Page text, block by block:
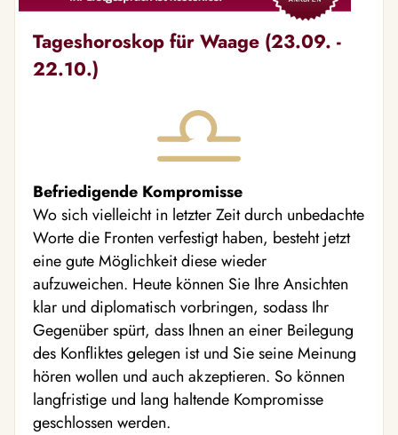
Tageshoroskop für Waage (23.09. -
22.10.)
Befriedigende Kompromisse
Wo sich vielleicht in letzter Zeit durch unbedachte
Worte die Fronten verfestigt haben, besteht jetzt
eine gute Möglichkeit diese wieder
aufzuweichen. Heute können Sie Ihre Ansichten
klar und diplomatisch vorbringen, sodass Ihr
Gegenüber spürt, dass Ihnen an einer Beilegung
des Konfliktes gelegen ist und Sie seine Meinung
hören wollen und auch akzeptieren. So können
langfristige und lang haltende Kompromisse
geschlossen werden.